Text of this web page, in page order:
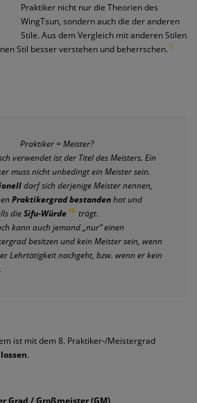
Praktiker nicht nur die Theorien des
WingTsun, sondern auch die der anderen
Stile. Aus dem Vergleich mit anderen Stilen
Stil besser verstehen und beherrschen. 9
Praktiker = Meister?
verwendet ist der Titel des Meisters. Ein
muss nicht unbedingt ein Meister sein.
darf sich derjenige Meister nennen,
Praktikergrad bestandenhat und
dieSifu-Würde 10 trägt.
kann auch jemand „nur“ einen
besitzen und kein Meister sein, wenn
Lehrtätigkeit nachgeht, bzw. wenn er kein
ist mit dem 8. Praktiker-/Meistergrad
.